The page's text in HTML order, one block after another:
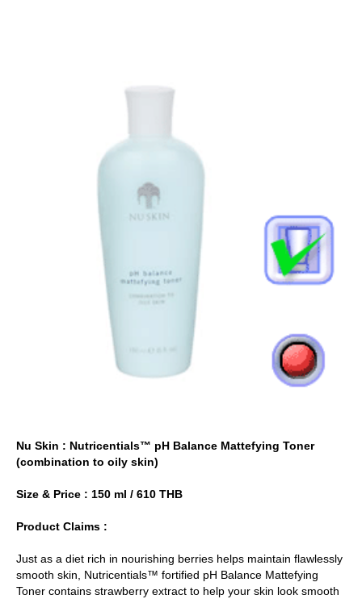
Nu Skin : Nutricentials™ pH Balance Mattefying Toner
(combination to oily skin)
Size & Price : 150 ml / 610 THB
Product Claims :
Just as a diet rich in nourishing berries helps maintain flawlessly
smooth skin, Nutricentials™ fortified pH Balance Mattefying
Toner contains strawberry extract to help your skin look smooth